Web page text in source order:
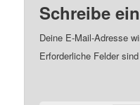
Schreibe
Deine E-Mail-Adresse
Erforderliche Felder